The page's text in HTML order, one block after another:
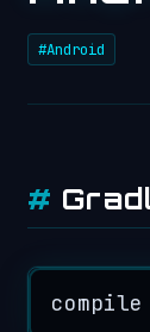
#Android
compile